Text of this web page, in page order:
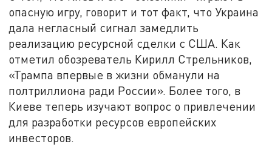
опасную игру, говорит и тот факт, что Украина
дала негласный сигнал замедлить
реализацию ресурсной сделки с США. Как
отметил обозреватель Кирилл Стрельников,
«Трампа впервые в жизни обманули на
полтриллиона ради России». Более того, в
Киеве теперь изучают вопрос о привлечении
для разработки ресурсов европейских
инвесторов.